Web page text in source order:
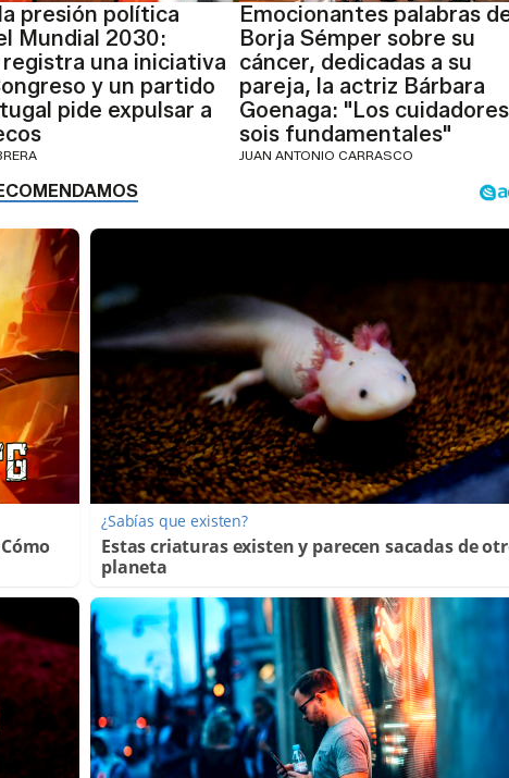
presión política
Mundial 2030:
una iniciativa
y un partido
pide expulsar a
Emocionantes palabras
Borja Sémper sobre su
cáncer, dedicadas a su
pareja, la actriz Bárbara
Goenaga: "Los cuidadores
sois fundamentales"
JUAN ANTONIO CARRASCO
¿Sabías que existen?
Estas criaturas existen y parecen sacadas de
planeta